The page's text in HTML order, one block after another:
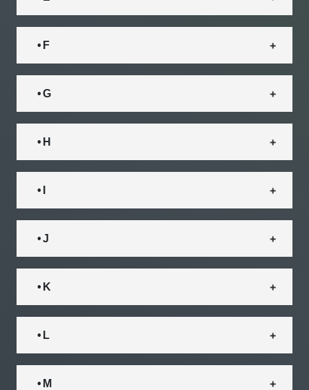
• F
• G
• H
• I
• J
• K
• L
• M